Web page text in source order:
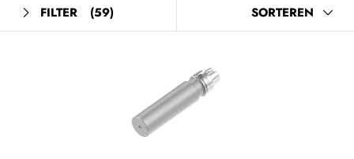
FILTER (59) SORTEREN